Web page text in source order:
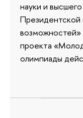
науки и
возможностей»
проекта
олимпиады